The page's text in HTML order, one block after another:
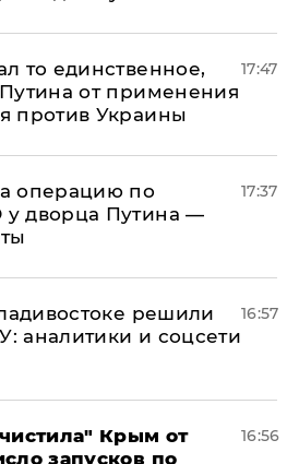
то единственное,
от применения
против Украины
17:47
операцию по
дворца Путина —
17:37
решили
аналитики и соцсети
16:57
Крым от
запусков по
16:56